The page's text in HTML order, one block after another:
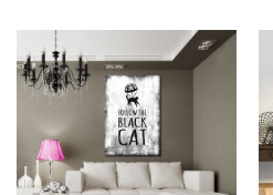
wiele
wariantów.
Opcje
można
wybrać
na